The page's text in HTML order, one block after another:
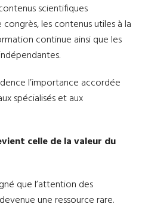
scientifiques
les contenus utiles à la
continue ainsi que les
l’importance accordée
spécialisés et aux
celle de la valeur du
que l’attention des
une ressource rare.